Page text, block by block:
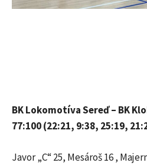
BK Lokomotíva Sereď – BK
77:100 (22:21, 9:38, 25:19,
Javor „C“ 25, Mesároš 16 ,